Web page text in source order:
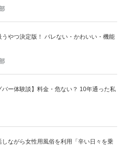
うやつ決定版！ バレない・かわいい・機能
バー体験談】料金・危ない？ 10年通った私
しながら女性用風俗を利用「辛い日々を乗